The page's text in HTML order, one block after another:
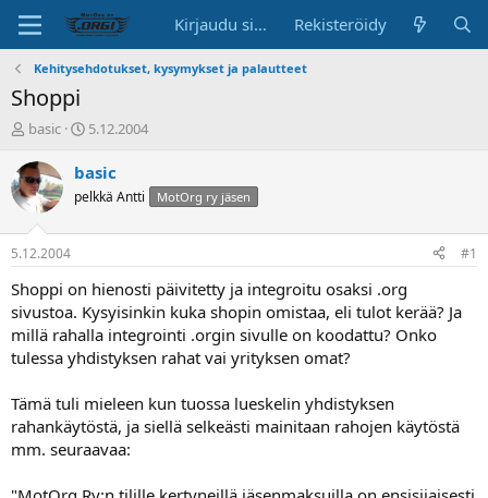
Kirjaudu sisään Rekisteröidy
Kehitysehdotukset, kysymykset ja palautteet
Shoppi
K
s
k
u
s
t
e
l
n
a
l
i
t
a
basic
A
o
t
p
ä
i
v
ä
5.12.2004
basic
pelkkä Antti MotOrg ry jäsen
5.12.2004 #1
Shoppi on hienosti päivitetty ja integroitu osaksi .org
sivustoa. Kysyisinkin kuka shopin omistaa, eli tulot kerää? Ja
millä rahalla integrointi .orgin sivulle on koodattu? Onko
tulessa yhdistyksen rahat vai yrityksen omat?
Tämä tuli mieleen kun tuossa lueskelin yhdistyksen
rahankäytöstä, ja siellä selkeästi mainitaan rahojen käytöstä
mm. seuraavaa: